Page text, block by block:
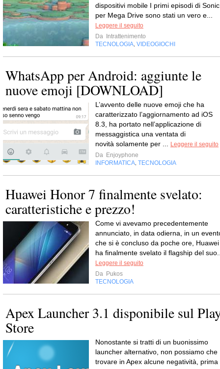
dispositivi mobile I primi episodi di Sonic
per Mega Drive sono stati un vero e...
Leggere il seguito
Da
Intrattenimento
TECNOLOGIA VIDEOGIOCHI
WhatsApp per Android: aggiunte le
nuove emoji [DOWNLOAD]
L’avvento delle nuove emoji che ha
caratterizzato l’aggiornamento ad iOS
8.3, ha portato nell’applicazione di
messaggistica una ventata di
novità solamente per ...
Leggere il seguito
Da Enjoyphone
INFORMATICA TECNOLOGIA
Huawei Honor 7 finalmente svelato:
caratteristiche e prezzo!
Come vi avevamo precedentemente
annunciato, in data odierna, in un
che si è concluso da poche ore, Huawei
ha finalmente svelato il flagship del
Leggere il seguito
Da Pukos
TECNOLOGIA
Apex Launcher 3.1 disponibile sul
Store
Nonostante si tratti di un buonissimo
launcher alternativo, non possiamo che
trovare in Apex alcune negatività, prima